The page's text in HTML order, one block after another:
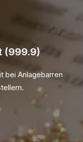
(999.9)
bei Anlagebarren